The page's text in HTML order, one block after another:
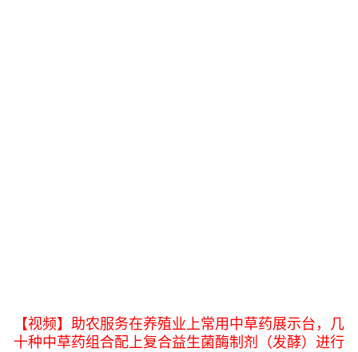
【视频】助农服务在养殖业上常用中草药展示台，几
十种中草药组合配上复合益生菌酶制剂（发酵）进行